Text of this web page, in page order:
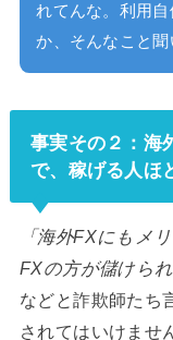
れてんな。利用
か、そんなこと聞
事実その２：海
で、稼げる人ほ
「海外FXにもメ
FXの方が儲けら
などと詐欺師たち
されてはいけませ